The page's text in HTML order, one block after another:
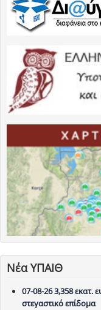
Νέα ΥΠΑΙΘ
07-08-26 3,358 εκατ.
στεγαστικό επίδομα